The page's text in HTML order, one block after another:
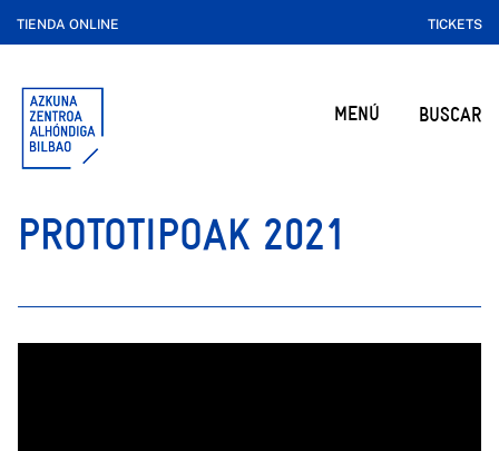
TIENDA ONLINE TICKETS
MENÚ BUSCAR
PROTOTIPOAK 2021